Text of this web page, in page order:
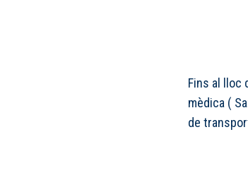
Fins al lloc
mèdica (
de